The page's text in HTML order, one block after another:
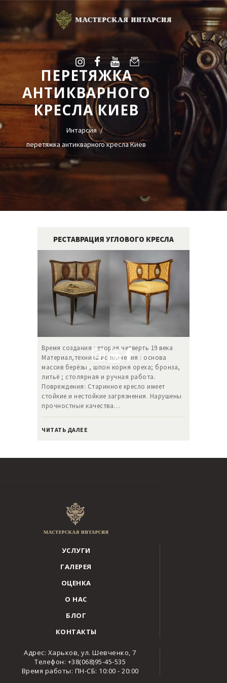
ПЕРЕТЯЖКА
АНТИКВАРНОГО
КРЕСЛА КИЕВ
Интарсия
перетяжка антикварного кресла Киев
УСЛУГИ
ГАЛЕРЕЯ
ОЦЕНКА
БЛОГ
КОНТАКТЫ
+38(068)95-45-535
РЕСТАВРАЦИЯ УГЛОВОГО КРЕСЛА
Время создания : вторая четверть 19 века
Материал,техника исполнения : основа
массив берёзы , шпон корня ореха; бронза,
литьё ; cтолярная и ручная работа.
Повреждения: Старинное кресло имеет
стойкие и нестойкие загрязнения. Нарушены
прочностные качества…
ЧИТАТЬ ДАЛЕЕ
УСЛУГИ
ГАЛЕРЕЯ
ОЦЕНКА
О НАС
БЛОГ
КОНТАКТЫ
Адрес: Харьков, ул. Шевченко, 7
Телефон: +38(068)95-45-535
Время работы: ПН-СБ: 10:00 - 20:00